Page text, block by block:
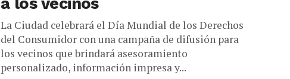
La Ciudad celebrará el Día Mundial de los Derechos
del Consumidor con una campaña de difusión para
los vecinos que brindará asesoramiento
personalizado, información impresa y...